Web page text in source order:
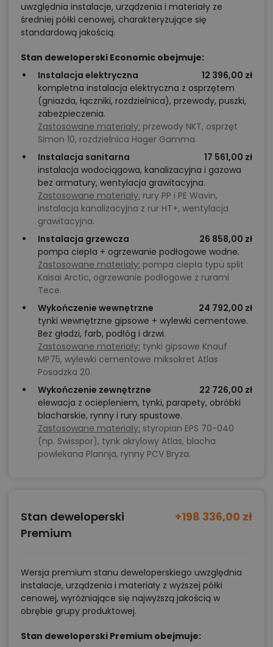
uwzględnia instalacje, urządzenia i materiały ze
średniej półki cenowej, charakteryzujące się
standardową jakością.
Stan deweloperski Economic obejmuje:
Instalacja elektryczna
12 396,00 zł
kompletna instalacja elektryczna z osprzętem
(gniazda, łączniki, rozdzielnica), przewody, puszki,
zabezpieczenia.
Zastosowane materiały: przewody NKT, osprzęt
Simon 10, rozdzielnica Hager Gamma.
Instalacja sanitarna
17 561,00 zł
instalacja wodociągowa, kanalizacyjna i gazowa
bez armatury, wentylacja grawitacyjna.
Zastosowane materiały: rury PP i PE Wavin,
instalacja kanalizacyjna z rur HT+, wentylacja
grawitacyjna.
Instalacja grzewcza
26 858,00 zł
pompa ciepła + ogrzewanie podłogowe wodne.
Zastosowane materiały: pompa ciepła typu split
Kaisai Arctic, ogrzewanie podłogowe z rurami
Tece.
Wykończenie wewnętrzne
24 792,00 zł
tynki wewnętrzne gipsowe + wylewki cementowe.
Bez gładzi, farb, podłóg i drzwi.
Zastosowane materiały: tynki gipsowe Knauf
MP75, wylewki cementowe miksokret Atlas
Posadzka 20.
Wykończenie zewnętrzne
22 726,00 zł
elewacja z ociepleniem, tynki, parapety, obróbki
blacharskie, rynny i rury spustowe.
Zastosowane materiały: styropian EPS 70-040
(np. Swisspor), tynk akrylowy Atlas, blacha
powlekana Plannja, rynny PCV Bryza.
Stan deweloperski
Premium
+198 336,00 zł
Wersja premium stanu deweloperskiego uwzględnia
instalacje, urządzenia i materiały z wyższej półki
cenowej, wyróżniające się najwyższą jakością w
obrębie grupy produktowej.
Stan deweloperski Premium obejmuje: